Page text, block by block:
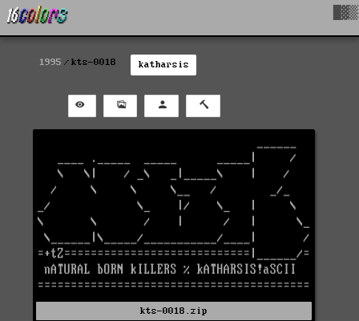
1995 kts-0018 katharsis
kts-0018.zip